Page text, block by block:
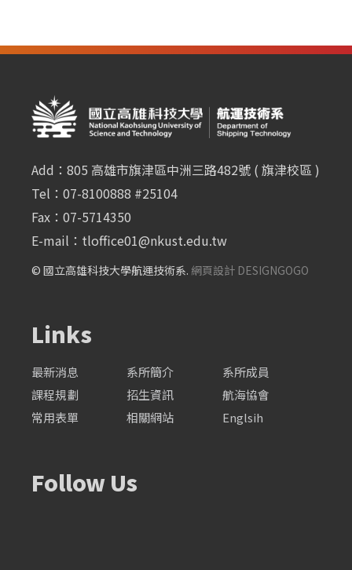
Add：805 高雄市旗津區中洲三路482號 ( 旗津校區 )
Tel：07-8100888 #25104
Fax：07-5714350
E-mail： tloffice01@nkust.edu.tw
© 國立高雄科技大學航運技術系. 網頁設計 DESIGNGOGO
Links
最新消息 系所簡介
系所成員
課程規劃
招生資訊
航海協會
常用表單
相關網站 Englsih
Follow Us